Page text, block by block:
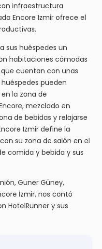
infraestructura
Encore Izmir ofrece el
sus huéspedes un
habitaciones cómodas
cuentan con unas
pueden
la zona de
mezclado en
de bebidas y relajarse
Izmir define la
su zona de salón en el
comida y bebida y sus
Güner Güney,
İzmir, nos contó
HotelRunner y sus